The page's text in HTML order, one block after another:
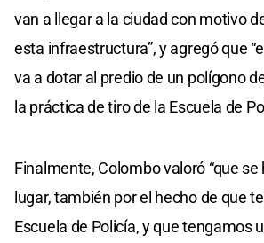
van a llegar a la ciudad con motivo
esta infraestructura”, y agregó que
va a dotar al predio de un polígono
la práctica de tiro de la Escuela de
Finalmente, Colombo valoró “que
lugar, también por el hecho de que
Escuela de Policía, y que tengamos